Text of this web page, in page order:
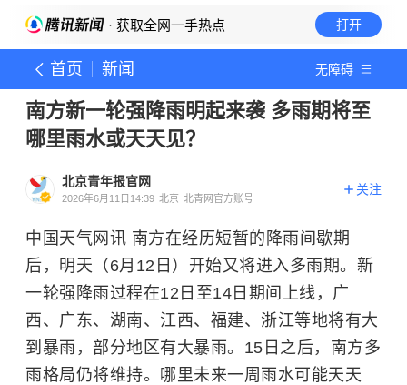
· 获取全网一手热点 打开
首页 新闻 无障碍
南方新一轮强降雨明起来袭 多雨期将至
哪里雨水或天天见？
北京青年报官网
2026年6月11日14:39 北京 北青网官方账号
关注
中国天气网讯 南方在经历短暂的降雨间歇期
后，明天（6月12日）开始又将进入多雨期。新
一轮强降雨过程在12日至14日期间上线，广
西、广东、湖南、江西、福建、浙江等地将有大
到暴雨，部分地区有大暴雨。15日之后，南方多
雨格局仍将维持。哪里未来一周雨水可能天天